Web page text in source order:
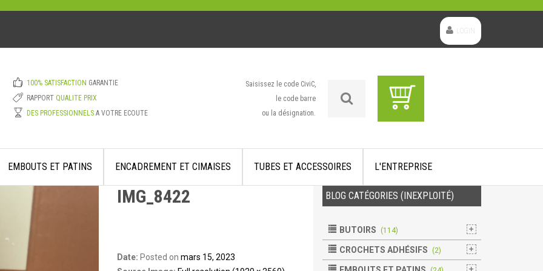
100% SATISFACTION GARANTIE
RAPPORT QUALITE PRIX
DES PROFESSIONNELSA VOTRE ECOUTE
Saisissez le code CiviC,
le code barre
ou la désignation.
EMBOUTS ET PATINS ENCADREMENT ET CIMAISES TUBES ET ACCESSOIRES L'ENTREPRISE
IMG_8422
Date: Posted on mars 15, 2023
BLOG CATÉGORIES (INEXPLOITÉ)
BUTOIRS (114)
CROCHETS ADHÉSIFS (2)